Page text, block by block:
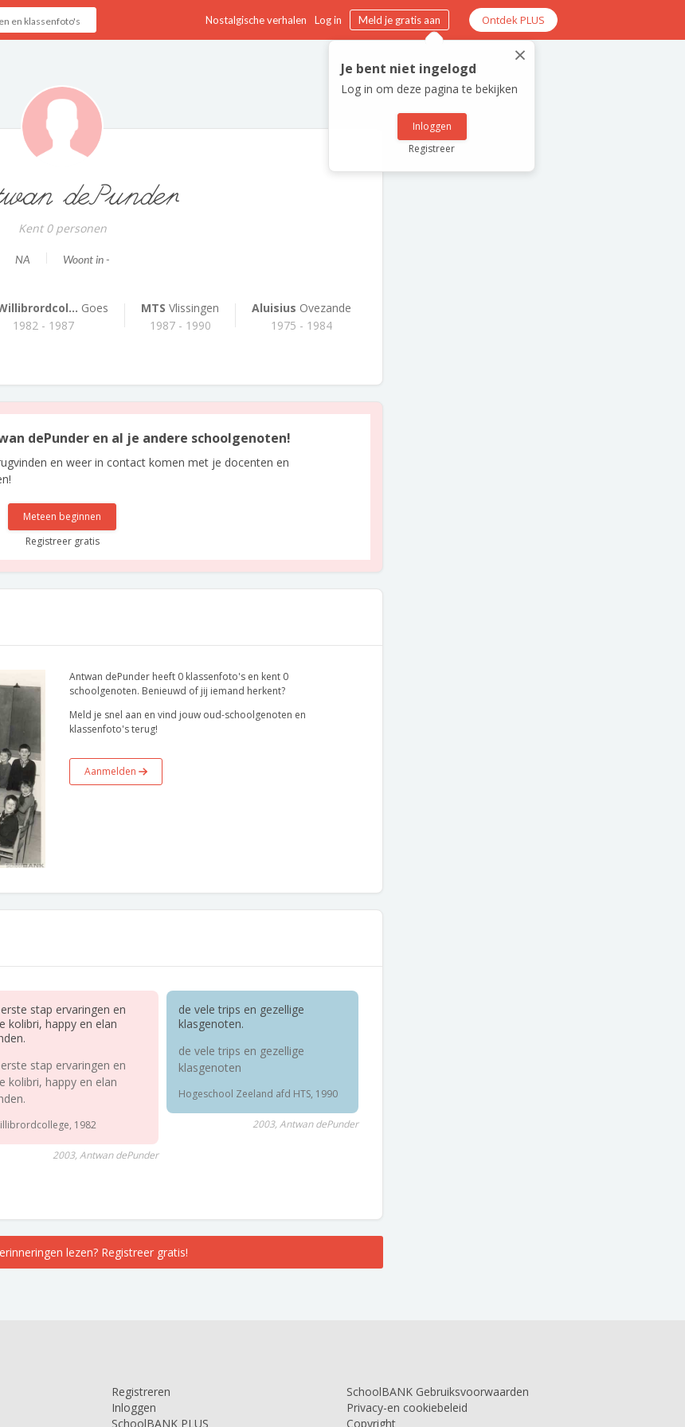
Nostalgische verhalen Log in Meld je gratis aan Ontdek PLUS
×
Je bent niet ingelogd
Log in om deze pagina te bekijken
Inloggen
Registreer
dePunder
Kent 0 personen
NA Woont in -
Goes
1982 - 1987
MTS Vlissingen
1987 - 1990
Aluisius Ovezande
1975 - 1984
dePunder en al je andere schoolgenoten!
en weer in contact komen met je docenten en
Meteen beginnen
Registreer gratis
Antwan dePunder heeft 0 klassenfoto's en kent 0
schoolgenoten. Benieuwd of jij iemand herkent?
Meld je snel aan en vind jouw oud-schoolgenoten en
klassenfoto's terug!
Aanmelden
stap ervaringen en
kolibri, happy en elan
stap ervaringen en
kolibri, happy en elan
1982
2003, Antwan dePunder
de vele trips en gezellige
klasgenoten.
de vele trips en gezellige
klasgenoten
Hogeschool Zeeland afd HTS, 1990
2003, Antwan dePunder
lezen? Registreer gratis!
Registreren
Inloggen
SchoolBANK PLUS
SchoolBANK Gebruiksvoorwaarden
Privacy-en cookiebeleid
Copyright